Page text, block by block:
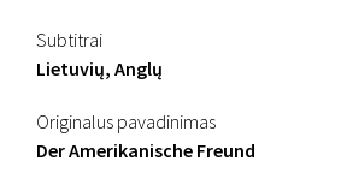
Subtitrai
Lietuvių, Anglų
Originalus pavadinimas
Der Amerikanische Freund